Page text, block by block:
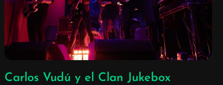
Carlos Vudú y el Clan Jukebox